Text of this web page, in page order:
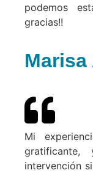
podemos
gracias!!
Marisa
Mi
intervención